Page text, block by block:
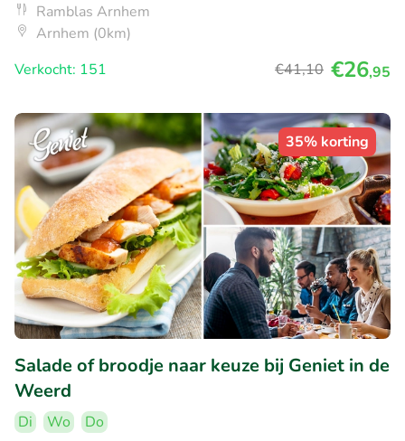
Ramblas Arnhem
Arnhem (0km)
Verkocht: 151
€41,10 €26,95
35% korting
Salade of broodje naar keuze bij Geniet in de
Weerd
Di Wo
Do